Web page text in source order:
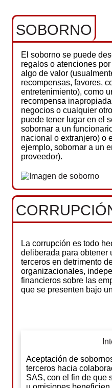
SOBORNO
El soborno se puede
regalos o atenciones
algo de valor
recompensas, favores,
entretenimiento), como
recompensa
negocios o cualquier
puede tener lugar en el
sobornar a un
nacional o extranjero) o
ejemplo, sobornar a un
proveedor).
La corrupción es todo
deliberada para obtener
terceros en detrimento
organizacionales,
financieros sobre las
que se presenten bajo
Aceptación de
terceros hacia
SAS, con el fin de que